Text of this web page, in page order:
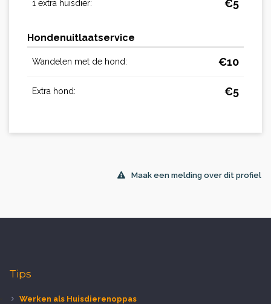
1 extra huisdier: €5
Hondenuitlaatservice
Wandelen met de hond: €10
Extra hond: €5
Maak een melding over dit profiel
Tips
Werken als Huisdierenoppas